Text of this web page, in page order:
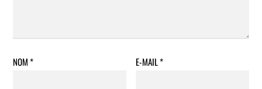
NOM* E-MAIL*